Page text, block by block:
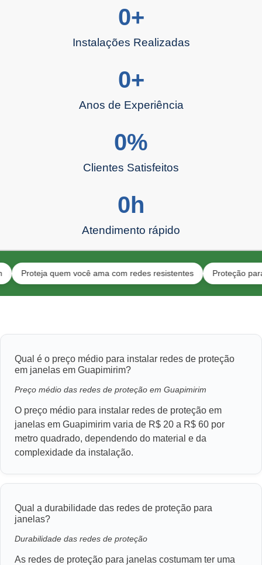
Instalações Realizadas
0+
Anos de Experiência
0+
Clientes Satisfeitos
0%
Atendimento rápido
0h
quem você ama com redes resistentes Proteção para gatos
Qual é o preço médio para instalar redes de proteção
em janelas em Guapimirim?
Preço médio das redes de proteção em Guapimirim
O preço médio para instalar redes de proteção em
janelas em Guapimirim varia de R$ 20 a R$ 60 por
metro quadrado, dependendo do material e da
complexidade da instalação.
Qual a durabilidade das redes de proteção para
janelas?
Durabilidade das redes de proteção
As redes de proteção para janelas costumam ter uma